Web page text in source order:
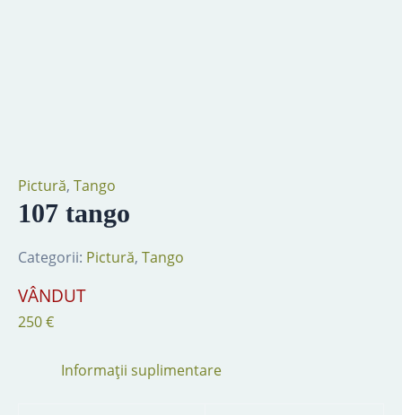
Pictură, Tango
107 tango
Categorii: Pictură, Tango
VÂNDUT
250€
Informații suplimentare